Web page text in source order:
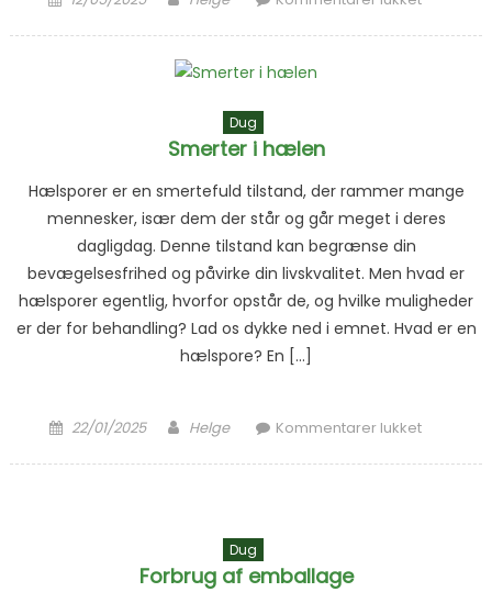
Dug
Smerter i hælen
Hælsporer er en smertefuld tilstand, der rammer mange
mennesker, især dem der står og går meget i deres
dagligdag. Denne tilstand kan begrænse din
bevægelsesfrihed og påvirke din livskvalitet. Men hvad er
hælsporer egentlig, hvorfor opstår de, og hvilke muligheder
er der for behandling? Lad os dykke ned i emnet. Hvad er en
hælspore? En […]
Posted on
22/01/2025 Author
Helge Kommentarer lukket
Dug
Forbrug af emballage